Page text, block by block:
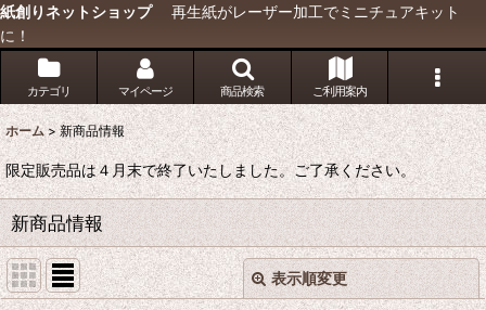
紙創りネットショップ再生紙がレーザー加工でミニチュアキット
に！
カテゴリ マイページ 商品検索 ご利用案内
ホーム > 新商品情報
限定販売品は４月末で終了いたしました。ご了承ください。
新商品情報
表示順変更 閉じる